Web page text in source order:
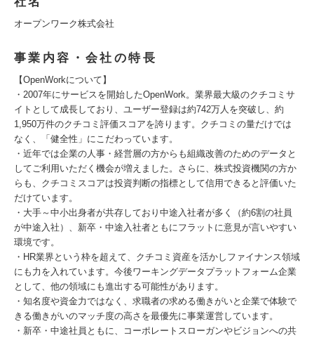
オープンワーク株式会社
事業内容・会社の特長
【OpenWorkについて】
・2007年にサービスを開始したOpenWork。業界最大級のクチコミサ
イトとして成長しており、ユーザー登録は約742万人を突破し、約
1,950万件のクチコミ評価スコアを誇ります。クチコミの量だけでは
なく、「健全性」にこだわっています。
・近年では企業の人事・経営層の方からも組織改善のためのデータと
してご利用いただく機会が増えました。さらに、株式投資機関の方か
らも、クチコミスコアは投資判断の指標として信用できると評価いた
だけています。
・大手～中小出身者が共存しており中途入社者が多く（約6割の社員
が中途入社）、新卒・中途入社者ともにフラットに意見が言いやすい
環境です。
・HR業界という枠を超えて、クチコミ資産を活かしファイナンス領域
にも力を入れています。今後ワーキングデータプラットフォーム企業
として、他の領域にも進出する可能性があります。
・知名度や資金力ではなく、求職者の求める働きがいと企業で体験で
きる働きがいのマッチ度の高さを最優先に事業運営しています。
・新卒・中途社員ともに、コーポレートスローガンやビジョンへの共